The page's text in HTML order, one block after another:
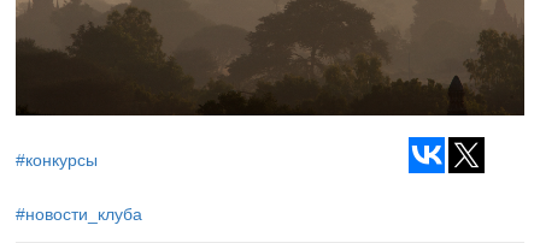
#конкурсы
#новости_клуба